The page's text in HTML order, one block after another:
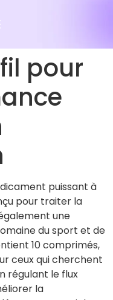
pour
puissant à
pour traiter la
une
du sport et de
10 comprimés,
ceux qui cherchent
régulant le flux
la